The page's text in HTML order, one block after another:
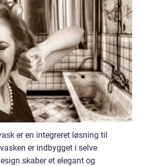
er en integreret løsning til
er indbygget i selve
skaber et elegant og